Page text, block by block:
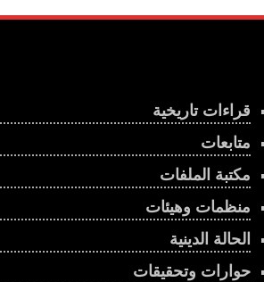
قراءات تاريخية
متابعات
مكتبة الملفات
منظمات وهيئات
الحالة الدينية
حوارات وتحقيقات